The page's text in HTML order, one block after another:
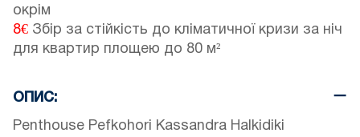
окрім
8€ Збір за стійкість до кліматичної кризи за ніч
для квартир площею до 80 м²
ОПИС:
Penthouse Pefkohori Kassandra Halkidiki